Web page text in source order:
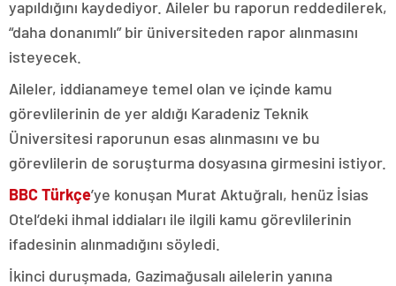
yapıldığını kaydediyor. Aileler bu raporun reddedilerek,
“daha donanımlı” bir üniversiteden rapor alınmasını
isteyecek.
Aileler, iddianameye temel olan ve içinde kamu
görevlilerinin de yer aldığı Karadeniz Teknik
Üniversitesi raporunun esas alınmasını ve bu
görevlilerin de soruşturma dosyasına girmesini istiyor.
BBC Türkçe’ye konuşan Murat Aktuğralı, henüz İsias
Otel’deki ihmal iddiaları ile ilgili kamu görevlilerinin
ifadesinin alınmadığını söyledi.
İkinci duruşmada, Gazimağusalı ailelerin yanına